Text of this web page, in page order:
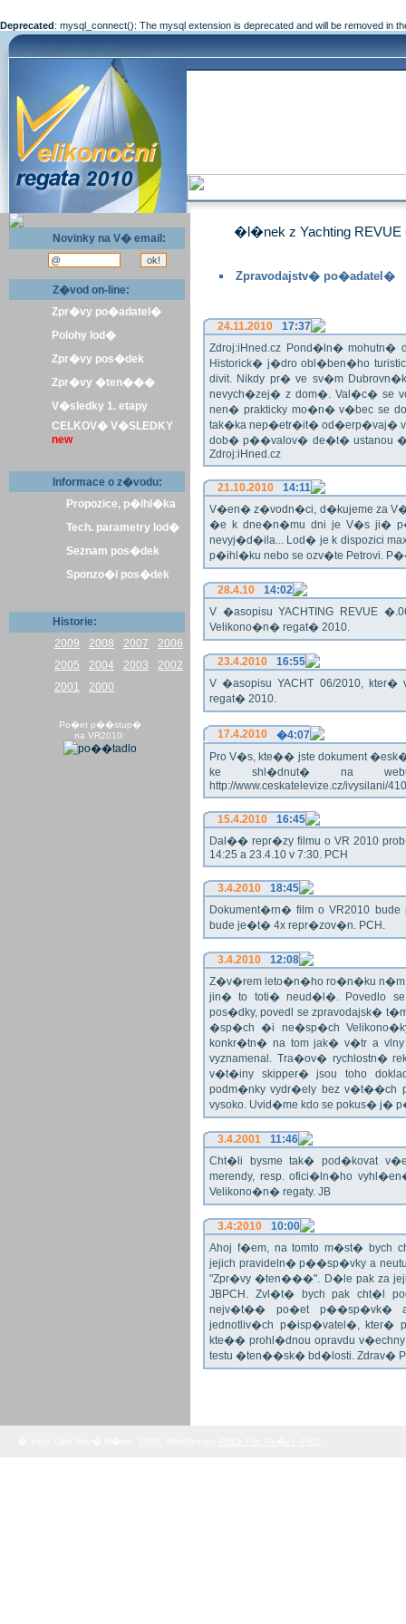
Deprecated: mysql_connect(): The mysql extension is deprecated and will be removed in
Novinky na V� email:
Z�vod on-line:
Zpr�vy po�adatel�
Polohy lod�
Zpr�vy pos�dek
Zpr�vy �ten���
V�sledky 1. etapy
CELKOV� V�SLEDKY
new
Informace o z�vodu:
Propozice, p�ihl�ka
Tech. parametry lod�
Seznam pos�dek
Sponzo�i pos�dek
Historie:
2009
2008 2007
2006
2005
2004 2003
2002
2001
2000
Po�et p��stup�
na VR2010:
�l�nek z Yachting REVUE
Zpravodajstv� po�adatel�
24.11.2010
17:37
Zdroj:iHned.cz Pond�ln�
Historick� j�dro obl�ben�ho
divit. Nikdy pr� ve sv�m
nevych�zej� z dom�. Val�c� se
nen� prakticky mo�n� v�bec se
tak�ka nep�etr�it� od�erp�vaj�
dob� p��valov� de�t� ustanou
Zdroj:iHned.cz
21.10.2010
14:11
V�en� z�vodn�ci, d�kujeme za V�
�e k dne�n�mu dni je V�s ji�
nevyj�d�ila... Lod� je k dispozici
p�ihl�ku nebo se ozv�te Petrovi.
28.4.10
14:02
V �asopisu YACHTING REVUE
Velikono�n� regat� 2010.
23.4.2010
16:55
V �asopisu YACHT 06/2010,
regat� 2010.
17.4.2010
�4:07
Pro V�s, kte�� jste dokument
ke shl�dnut� na
http://www.ceskatelevize.cz/ivysilani/
15.4.2010
16:45
Dal�� repr�zy filmu o VR 2010
14:25 a 23.4.10 v 7:30. PCH
3.4.2010
18:45
Dokument�rn� film o VR2010
bude je�t� 4x repr�zov�n. PCH.
3.4.2010
12:08
Z�v�rem leto�n�ho ro�n�ku n�m
jin� to toti� neud�l�. Povedlo
pos�dky, povedl se zpravodajsk�
�sp�ch �i ne�sp�ch
konkr�tn� na tom jak� v�tr a
vyznamenal. Tra�ov� rychlostn�
v�t�iny skipper� jsou toho
podm�nky vydr�ely bez v�t��ch
vysoko. Uvid�me kdo se pokus� j�
3.4.2001
11:46
Cht�li bysme tak� pod�kovat
merendy, resp. ofici�ln�ho
Velikono�n� regaty. JB
3.4:2010
10:00
Ahoj f�em, na tomto m�st� bych
jejich pravideln� p��sp�vky a
"Zpr�vy �ten���". D�le pak za
JBPCH. Zvl�t� bych pak cht�l
nejv�t�� po�et p��sp�vk�
jednotliv�ch p�isp�vatel�, kter�
kte�� prohl�dnou opravdu
testu �ten��sk� bd�losti. Zdrav�